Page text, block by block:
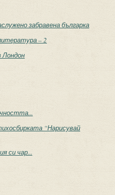
забравена българка
– 2
Лондон
“Нарисувай
си чар...